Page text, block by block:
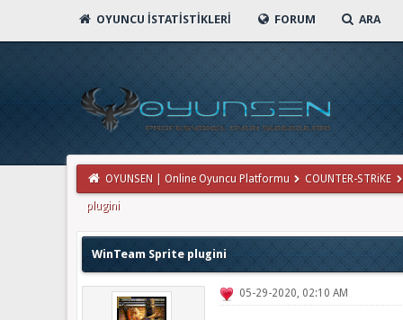
OYUNCU İSTATISTIKLERI FORUM ARA
OYUNSEN | Online Oyuncu Platformu COUNTER-STRiKE
plugini
WinTeam Sprite plugini
05-29-2020, 02:10 AM